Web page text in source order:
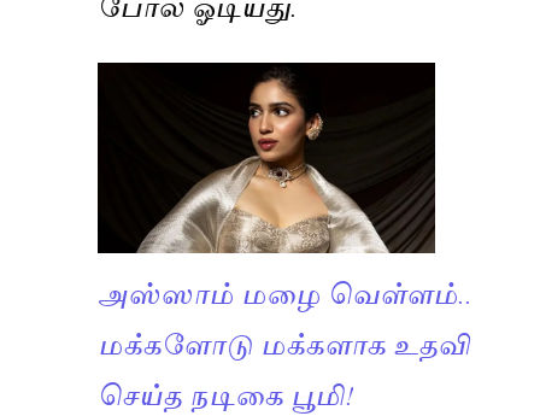
அஸ்ஸாம் மழை வெள்ளம்..
மக்களோடு மக்களாக உதவி
செய்த நடிகை பூமி!